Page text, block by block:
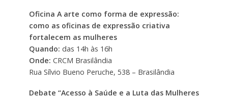
Oficina A arte como forma de expressão:
como as oficinas de expressão criativa
fortalecem as mulheres
Quando: das 14h às 16h
Onde: CRCM Brasilândia
Rua Sílvio Bueno Peruche, 538 – Brasilândia
Debate “Acesso à Saúde e a Luta das Mulheres